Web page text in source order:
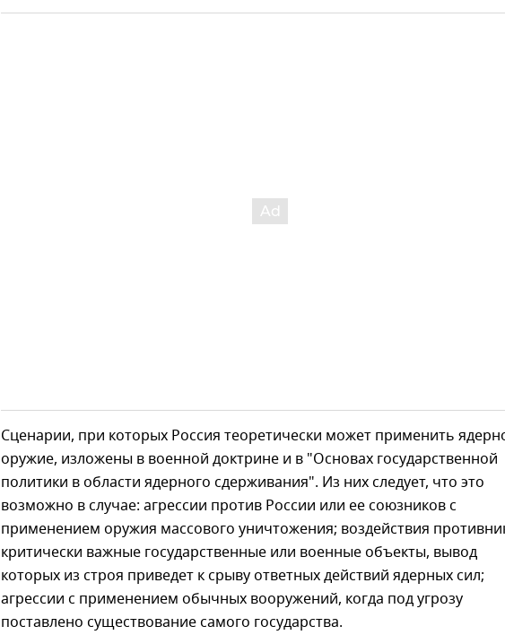
Сценарии, при которых Россия теоретически может применить
оружие, изложены в военной доктрине и в "Основах государственной
политики в области ядерного сдерживания". Из них следует, что это
возможно в случае: агрессии против России или ее союзников с
применением оружия массового уничтожения; воздействия
критически важные государственные или военные объекты, вывод
которых из строя приведет к срыву ответных действий ядерных сил;
агрессии с применением обычных вооружений, когда под угрозу
поставлено существование самого государства.